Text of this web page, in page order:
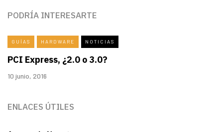
PODRÍA INTERESARTE
GUÍAS HARDWARE NOTICIAS
PCI Express, ¿2.0 o 3.0?
10 junio, 2016
ENLACES ÚTILES